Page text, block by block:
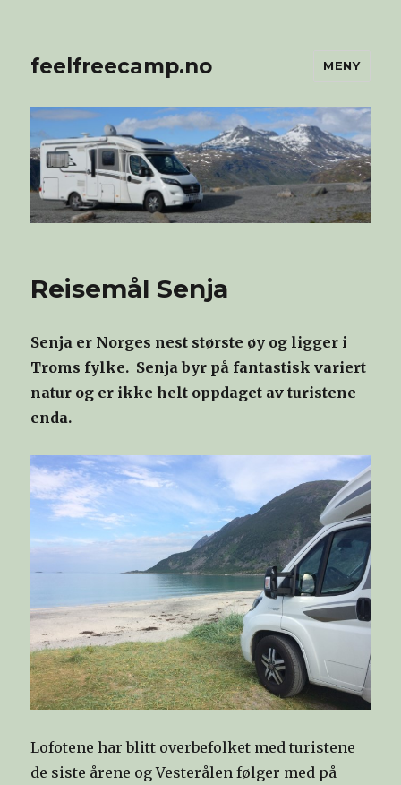
feelfreecamp.no MENY
Reisemål Senja
Senja er Norges nest største øy og ligger i
Troms fylke. Senja byr på fantastisk variert
natur og er ikke helt oppdaget av turistene
enda.
Lofotene har blitt overbefolket med turistene
de siste årene og Vesterålen følger med på